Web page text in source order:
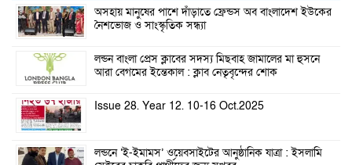
অসহায় মানুষের পাশে দাঁড়াতে ফ্রেন্ডস অব বাংলাদেশ ইউকের
নৈশভোজ ও সাংস্কৃতিক সন্ধ্যা
লন্ডন বাংলা প্রেস ক্লাবের সদস্য মিছবাহ জামালের মা হুসনে
আরা বেগমের ইন্তেকাল : ক্লাব নেতৃবৃন্দের শোক
Issue 28. Year 12. 10-16 Oct.2025
লন্ডনে ‘ই-ইমামস’ ওয়েবসাইটের আনুষ্ঠানিক যাত্রা : ইসলামি